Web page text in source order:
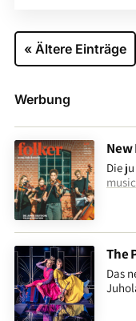
« Ältere Einträge
Werbung
New
Die
The
Das